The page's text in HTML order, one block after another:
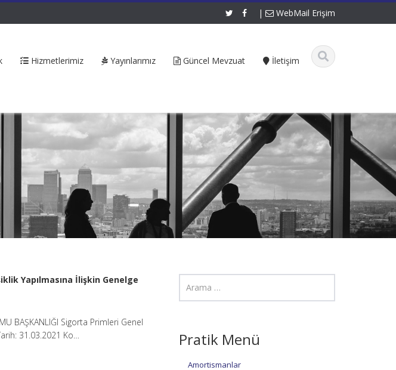
| WebMail Erişim
Hizmetlerimiz Yayınlarımız Güncel Mevzuat İletişim
Yapılmasına İlişkin Genelge
BAŞKANLIĞI Sigorta Primleri Genel
31.03.2021 Ko…
Pratik Menü
Amortismanlar